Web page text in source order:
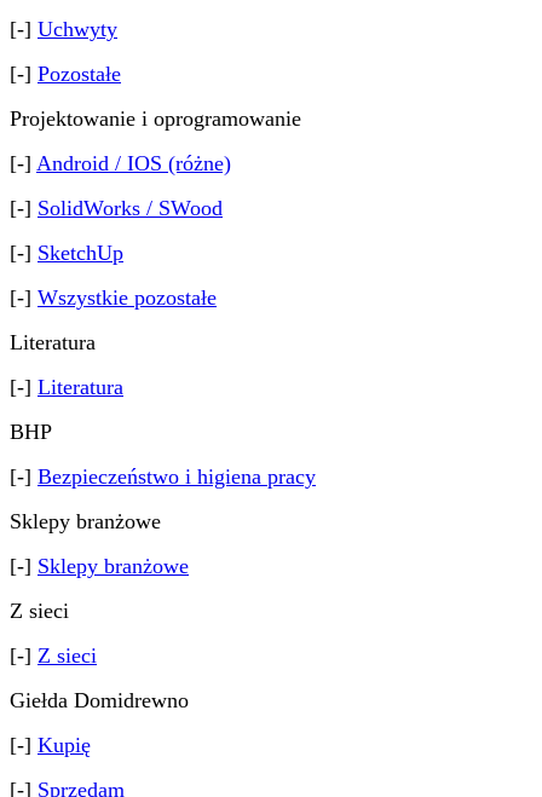
[-] Uchwyty
[-] Pozostałe
Projektowanie i oprogramowanie
[-] Android / IOS (różne)
[-] SolidWorks / SWood
[-] SketchUp
[-] Wszystkie pozostałe
Literatura
[-] Literatura
BHP
[-] Bezpieczeństwo i higiena pracy
Sklepy branżowe
[-] Sklepy branżowe
Z sieci
[-] Z sieci
Giełda Domidrewno
[-] Kupię
[-] Sprzedam